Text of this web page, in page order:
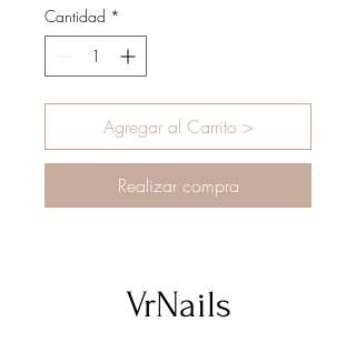
Cantidad *
Agregar al Carrito >
Realizar compra
VrNails